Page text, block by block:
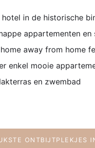
in de historische
appartementen en
away from home
enkel mooie
en zwembad
ONTBIJTPLEKJES